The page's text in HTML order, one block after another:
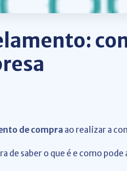
de compra ao realizar a
de saber o que é e como